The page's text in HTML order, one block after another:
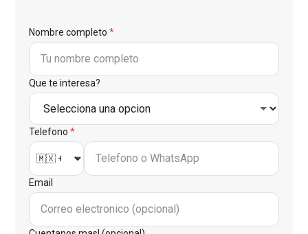
Nombre completo *
Que te interesa?
Telefono *
Email